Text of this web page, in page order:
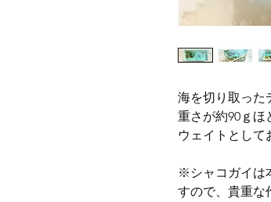
海を切り取った
重さが約90ｇほ
ウェイトとして
※シャコガイは
すので、貴重な